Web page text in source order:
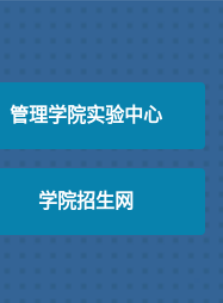
管理学院实验中心
学院招生网